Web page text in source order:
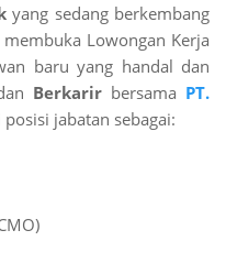
yang sedang berkembang
Lowongan Kerja
baru yang handal dan
Berkarir bersama PT.
jabatan sebagai: